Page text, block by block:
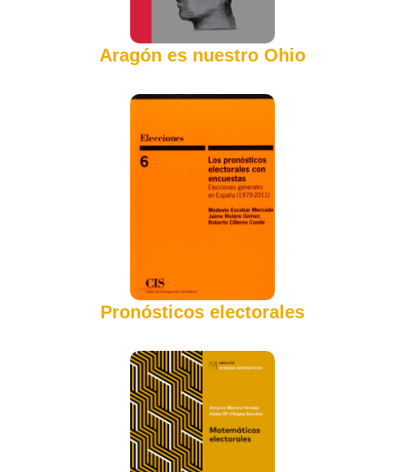
Aragón es nuestro Ohio
Pronósticos electorales